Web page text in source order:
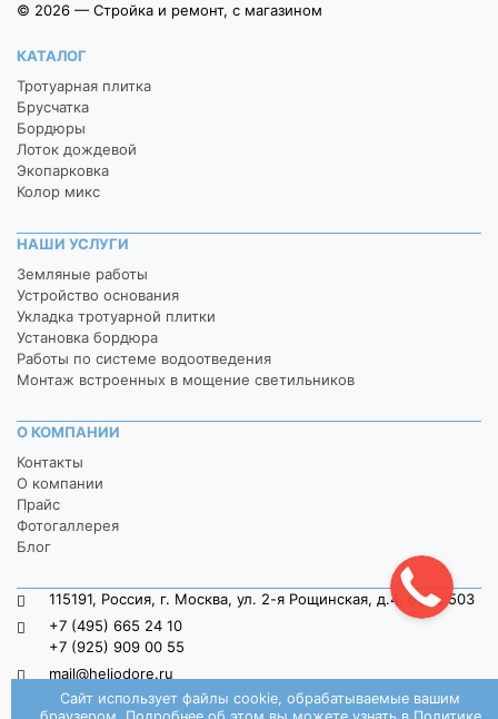
© 2026 — Стройка и ремонт, с магазином
КАТАЛОГ
Тротуарная плитка
Брусчатка
Бордюры
Лоток дождевой
Экопарковка
Колор микс
НАШИ УСЛУГИ
Земляные работы
Устройство основания
Укладка тротуарной плитки
Установка бордюра
Работы по системе водоотведения
Монтаж встроенных в мощение светильников
О КОМПАНИИ
Контакты
О компании
Прайс
Фотогаллерея
Блог
115191, Россия, г. Москва, ул. 2-я Рощинская, д.4, офис 503
+7 (495) 665 24 10
+7 (925) 909 00 55
mail@heliodore.ru
пн-пт: 9:00 — 20:00, сб-вс: 9:00 — 18:00
Сайт использует файлы cookie, обрабатываемые вашим